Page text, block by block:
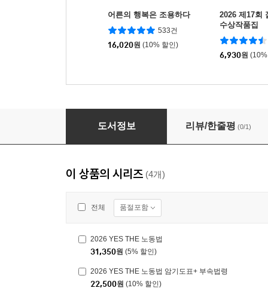
어른의 행복은 조용하다
533건
16,020원 (10% 할인)
2026 제17회
수상작품집
6,930원
2026 YES THE 노동법 서브노트
도서정보 리뷰/한줄평 (0/1)
이 상품의 시리즈 (4개)
전체 품절포함
2026 YES THE 노동법
31,350원 (5% 할인)
2026 YES THE 노동법 암기도표+ 부속법령
22,500원 (10% 할인)